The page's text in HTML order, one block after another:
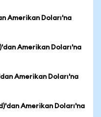
Amerikan Doları'na
Amerikan Doları'na
Amerikan Doları'na
Amerikan Doları'na